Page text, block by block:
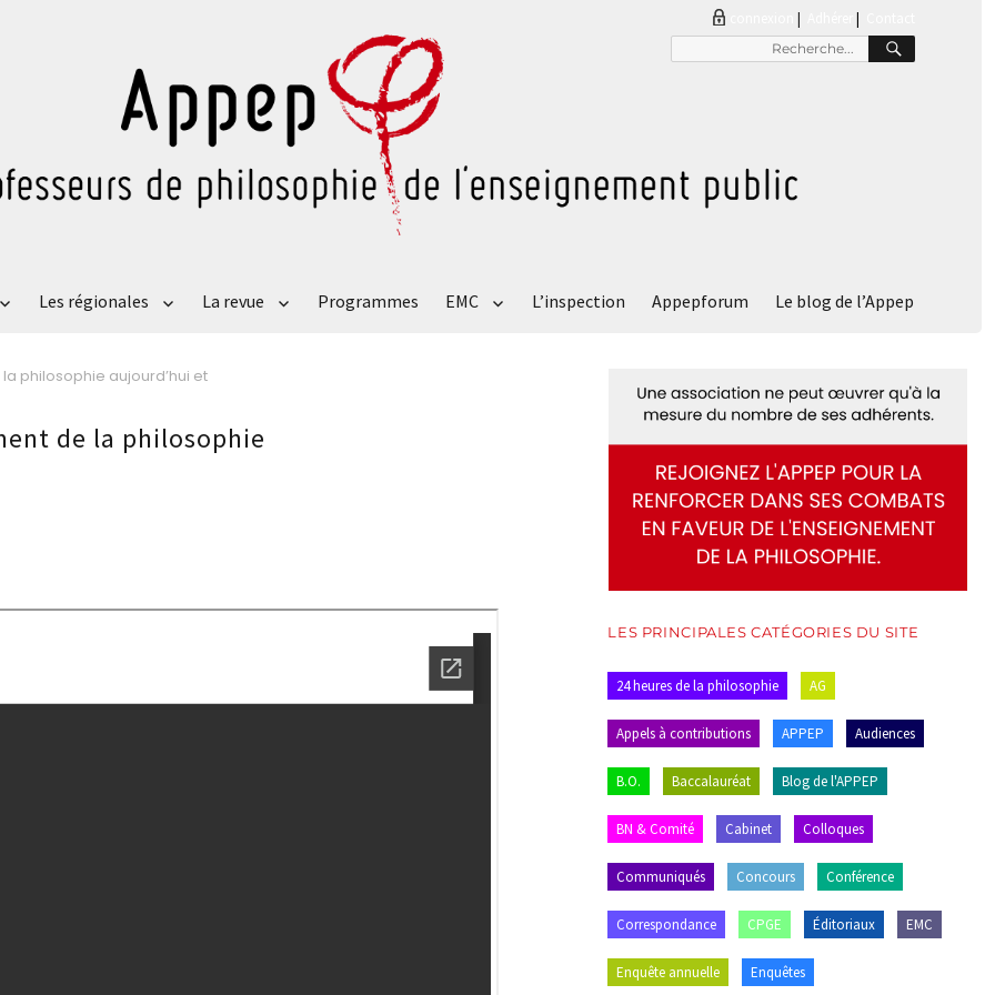
|
pour
Les régionales La revue Programmes EMC L’inspection Appepforum Le blog de l’Appep
philosophie aujourd’hui et
de la philosophie
LES PRINCIPALES CATÉGORIES DU SITE
24 heures de la philosophie AG
Appels à contributions APPEP Audiences
B.O. Baccalauréat Blog de l'APPEP
BN & Comité Cabinet Colloques
Communiqués Concours Conférence
Correspondance CPGE Éditoriaux EMC
Enquête annuelle Enquêtes